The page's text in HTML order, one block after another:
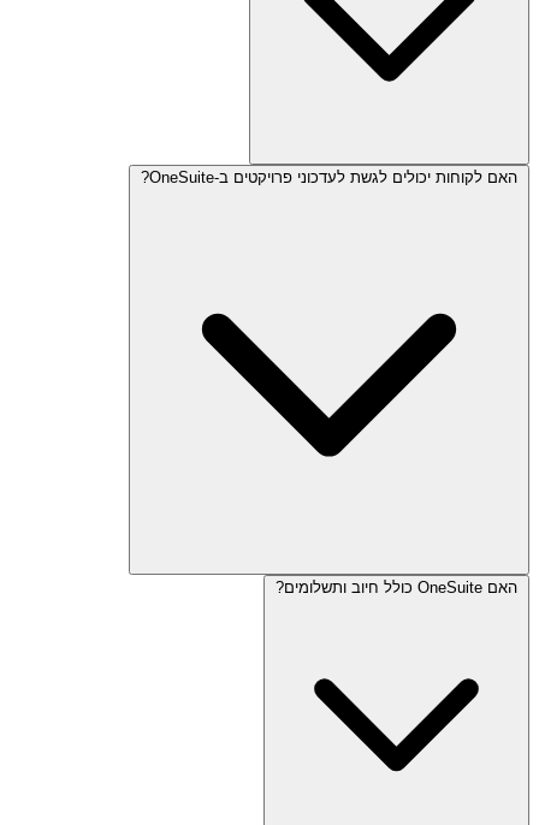
האם לקוחות יכולים לגשת לעדכוני פרויקטים ב-OneSuite?
האם OneSuite כולל חיוב ותשלומים?